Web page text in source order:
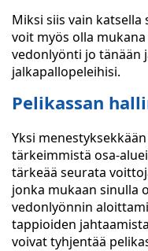
Miksi siis vain
voit myös olla
vedonlyönti jo tänään
jalkapallopeleihisi.
Pelikassan
Yksi
tärkeimmistä osa-
tärkeää seurata
jonka mukaan sinulla
vedonlyönnin
tappioiden
voivat tyhjentää